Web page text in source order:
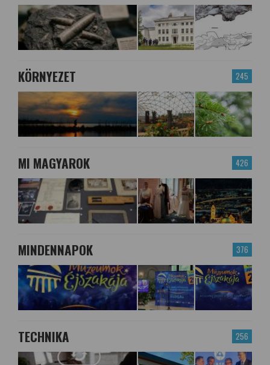
245
KÖRNYEZET
426
MI MAGYAROK
376
MINDENNAPOK
256
TECHNIKA